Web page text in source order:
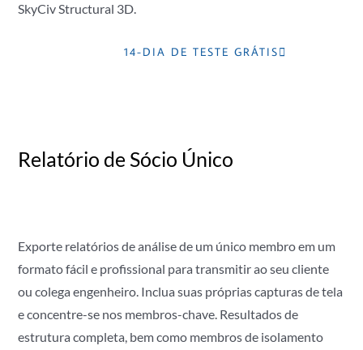
SkyCiv Structural 3D.
14-DIA DE TESTE GRÁTIS
Relatório de Sócio Único
Exporte relatórios de análise de um único membro em um
formato fácil e profissional para transmitir ao seu cliente
ou colega engenheiro. Inclua suas próprias capturas de tela
e concentre-se nos membros-chave. Resultados de
estrutura completa, bem como membros de isolamento